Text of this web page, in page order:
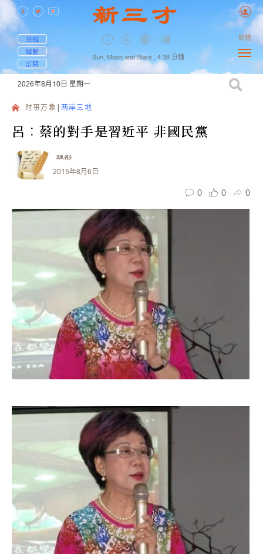
投稿
聯繫
訂閱
Sun, Moon and Stars , 4:38 分鐘
簡體
2026年8月10日 星期一
时事万象 两岸三地
呂︰蔡的對手是習近平 非國民黨
瑀彤
2015年8月6日
0 0 0